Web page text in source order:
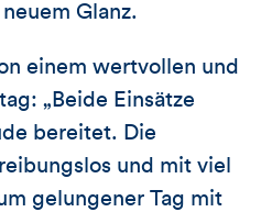
Glanz.
einem wertvollen und
„Beide Einsätze
bereitet. Die
und mit viel
gelungener Tag mit